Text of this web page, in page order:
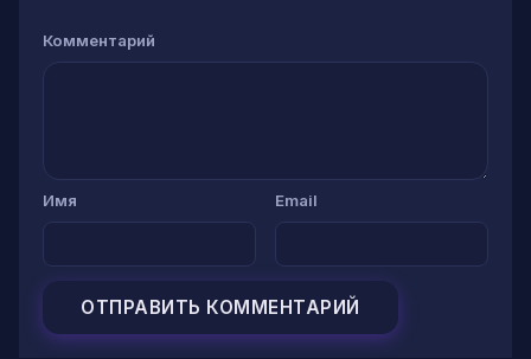
Комментарий
Имя Email